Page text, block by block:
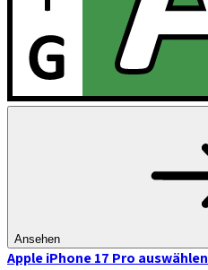
Ansehen
Apple iPhone 17 Pro auswählen